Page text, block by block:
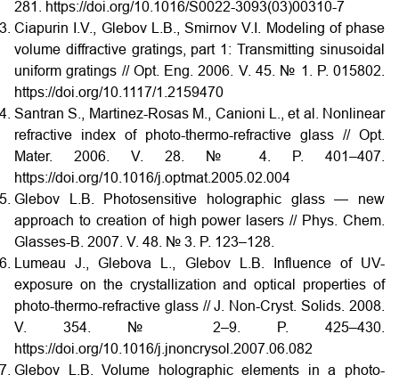
281. https://doi.org/10.1016/S0022-3093(03)00310-7
Ciapurin I.V., Glebov L.B., Smirnov V.I. Modeling of phase
volume diffractive gratings, part 1: Transmitting sinusoidal
uniform gratings // Opt. Eng. 2006. V. 45. № 1. P. 015802.
https://doi.org/10.1117/1.2159470
Santran S., Martinez-Rosas M., Canioni L., et al. Nonlinear
refractive index of photo-thermo-refractive glass // Opt.
Mater. 2006. V. 28. № 4. P. 401–407.
https://doi.org/10.1016/j.optmat.2005.02.004
Glebov L.B. Photosensitive holographic glass — new
approach to creation of high power lasers // Phys. Chem.
Glasses-B. 2007. V. 48. № 3. P. 123–128.
Lumeau J., Glebova L., Glebov L.B. Influence of UV-
exposure on the crystallization and optical properties of
photo-thermo-refractive glass // J. Non-Cryst. Solids. 2008.
V. 354. № 2–9. P. 425–430.
https://doi.org/10.1016/j.jnoncrysol.2007.06.082
Glebov L.B. Volume holographic elements in a photo-